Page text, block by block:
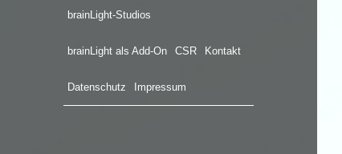
brainLight-Studios
brainLight als Add-On CSR Kontakt
Datenschutz Impressum